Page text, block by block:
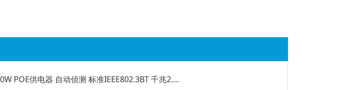
90W POE供电器 自动侦测 标准IEEE802.3BT 千兆2.5G